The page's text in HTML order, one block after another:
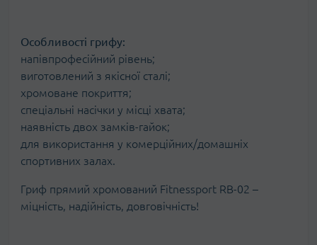
Особливості грифу:
напівпрофесійний рівень;
виготовлений з якісної сталі;
хромоване покриття;
спеціальні насічки у місці хвата;
наявність двох замків-гайок;
для використання у комерційних/домашніх
спортивних залах.
Гриф прямий хромований Fitnessport RB-02 –
міцність, надійність, довговічність!